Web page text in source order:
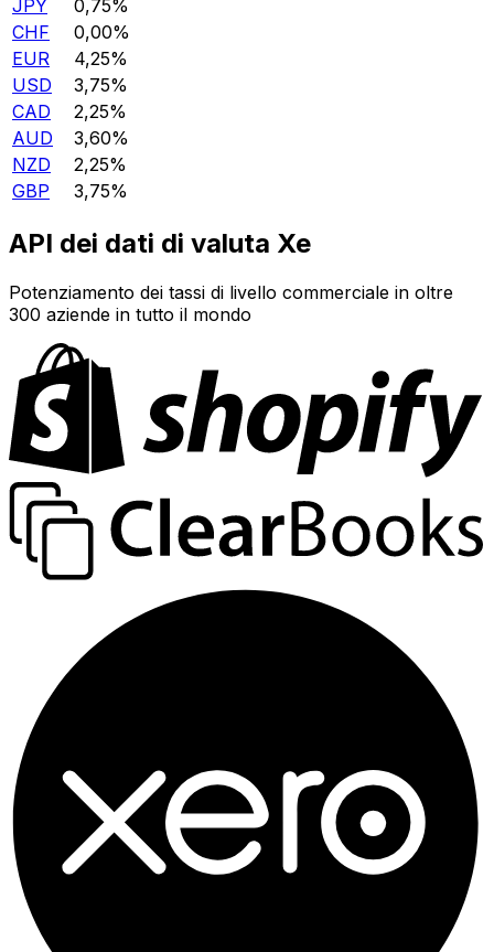
JPY
0,75%
CHF
0,00%
EUR
4,25%
USD
3,75%
CAD
2,25%
AUD
3,60%
NZD
2,25%
GBP
3,75%
API dei dati di valuta Xe
Potenziamento dei tassi di livello commerciale in oltre
300 aziende in tutto il mondo